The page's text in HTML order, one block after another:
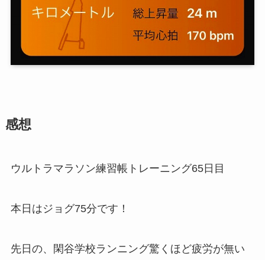
感想
ウルトラマラソン練習帳トレーニング65日目
本日はジョグ75分です！
先日の、閑谷学校ランニング驚くほど疲労が無い